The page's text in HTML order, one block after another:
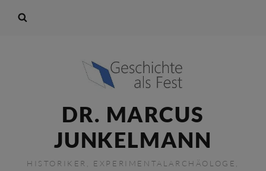
DR. MARCUS
JUNKELMANN
HISTORIKER, EXPERIMENTALARCHÄOLOGE,